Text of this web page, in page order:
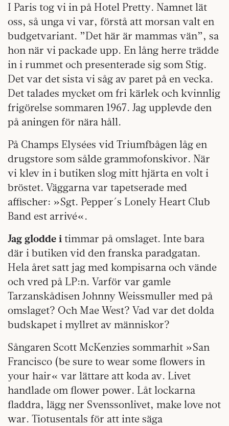
I Paris tog vi in på Hotel Pretty. Namnet lät
oss, så unga vi var, förstå att morsan valt en
budgetvariant. ”Det här är mammas vän”, sa
hon när vi packade upp. En lång herre trädde
in i rummet och presenterade sig som Stig.
Det var det sista vi såg av paret på en vecka.
Det talades mycket om fri kärlek och kvinnlig
frigörelse sommaren 1967. Jag upplevde den
på aningen för nära håll.
På Champs Elysées vid Triumfbågen låg en
drugstore som sålde grammofonskivor. När
vi klev in i butiken slog mitt hjärta en volt i
bröstet. Väggarna var tapetserade med
affischer: »Sgt. Pepper´s Lonely Heart Club
Band est arrivé«.
Jag glodde i timmar på omslaget. Inte bara
där i butiken vid den franska paradgatan.
Hela året satt jag med kompisarna och vände
och vred på LP:n. Varför var gamle
Tarzanskådisen Johnny Weissmuller med på
omslaget? Och Mae West? Vad var det dolda
budskapet i myllret av människor?
Sångaren Scott McKenzies sommarhit »San
Francisco (be sure to wear some flowers in
your hair« var lättare att koda av. Livet
handlade om flower power. Låt lockarna
fladdra, lägg ner Svenssonlivet, make love not
war. Tiotusentals för att inte säga